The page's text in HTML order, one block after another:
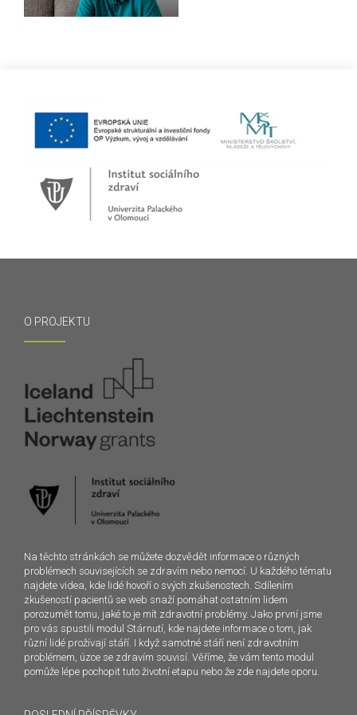
O PROJEKTU
Na těchto stránkách se můžete dozvědět informace o různých
problémech souvisejících se zdravím nebo nemocí. U každého tématu
najdete videa, kde lidé hovoří o svých zkušenostech. Sdílením
zkušeností pacientů se web snaží pomáhat ostatním lidem
porozumět tomu, jaké to je mít zdravotní problémy. Jako první jsme
pro vás spustili modul Stárnutí, kde najdete informace o tom, jak
různí lidé prožívají stáří. I když samotné stáří není zdravotním
problémem, úzce se zdravím souvisí. Věříme, že vám tento modul
pomůže lépe pochopit tuto životní etapu nebo že zde najdete oporu.